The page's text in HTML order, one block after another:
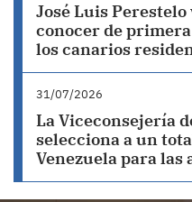
José Luis
conocer de
los canarios
31/07/2026
La Viceconsejería
selecciona a un
Venezuela para las